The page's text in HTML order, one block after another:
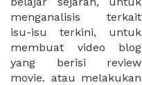
menganalisis terkait
isu-isu terkini, untuk
membuat video blog
yang berisi review
movie. atau melakukan
banyak distruction. nah
untuk kalian movie
lovers yang suka banget
nonton berjamaah sama
temen2 nih. XWORK